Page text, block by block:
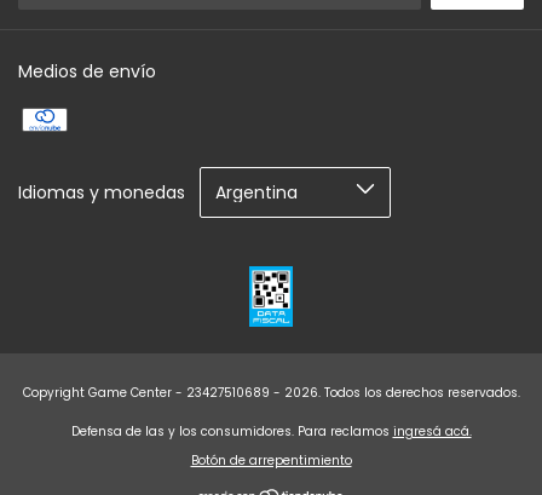
Medios de envío
Idiomas y monedas
Copyright Game Center - 23427510689 - 2026. Todos los derechos reservados.
Defensa de las y los consumidores. Para reclamos ingresá acá.
Botón de arrepentimiento